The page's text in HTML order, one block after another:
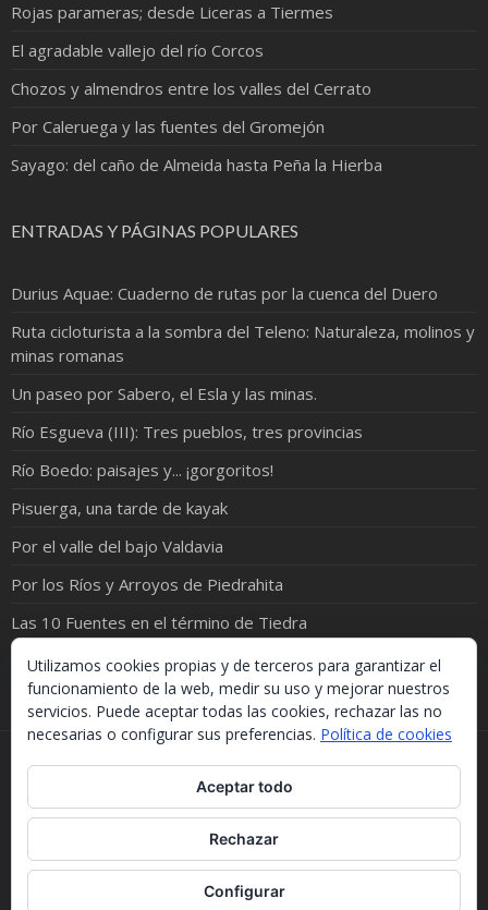
Rojas parameras; desde Liceras a Tiermes
El agradable vallejo del río Corcos
Chozos y almendros entre los valles del Cerrato
Por Caleruega y las fuentes del Gromejón
Sayago: del caño de Almeida hasta Peña la Hierba
ENTRADAS Y PÁGINAS POPULARES
Durius Aquae: Cuaderno de rutas por la cuenca del Duero
Ruta cicloturista a la sombra del Teleno: Naturaleza, molinos y
minas romanas
Un paseo por Sabero, el Esla y las minas.
Río Esgueva (III): Tres pueblos, tres provincias
Río Boedo: paisajes y... ¡gorgoritos!
Pisuerga, una tarde de kayak
Por el valle del bajo Valdavia
Por los Ríos y Arroyos de Piedrahita
Las 10 Fuentes en el término de Tiedra
Castrillo de Duero: el pueblo del Empecinado
Si necesitas algo de este blog puedes cogerlo, lo único
que te pido es que menciones la procedencia. Gracias.
Should you need something from this blog, just take it.
The only thing I'd ask you is to mention this site. Many
thanks.
WordPress Theme :Fotography
Utilizamos cookies propias y de terceros para garantizar el
funcionamiento de la web, medir su uso y mejorar nuestros
servicios. Puede aceptar todas las cookies, rechazar las no
necesarias o configurar sus preferencias. Política de cookies
Aceptar todo
Rechazar
Configurar